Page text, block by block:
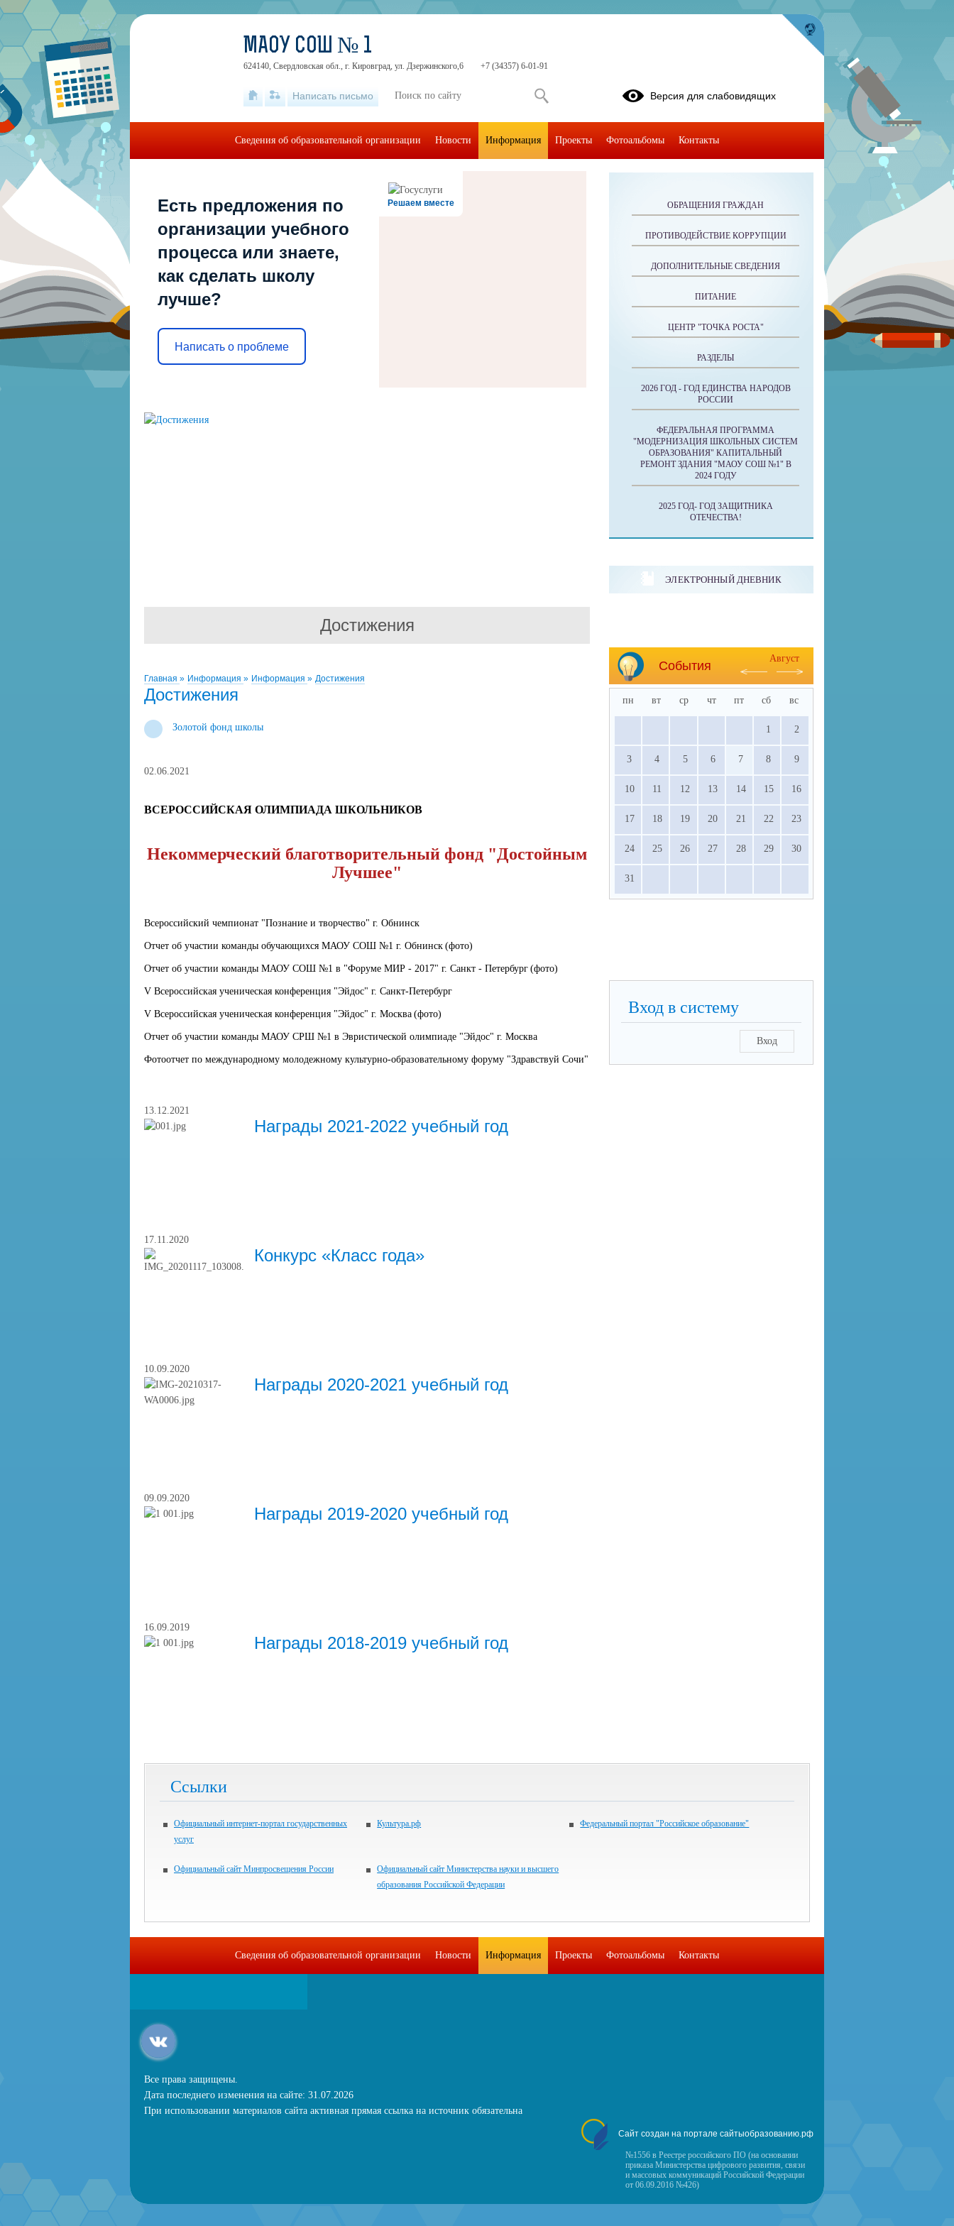
Решаем вместе
Есть предложения по
организации учебного
процесса или знаете,
как сделать школу
лучше?
Написать о проблеме
Достижения
Главная » Информация » Информация » Достижения
Достижения
Золотой фонд школы
02.06.2021
ВСЕРОССИЙСКАЯ ОЛИМПИАДА ШКОЛЬНИКОВ
Некоммерческий благотворительный фонд "Достойным
Лучшее"
Всероссийский чемпионат "Познание и творчество" г. Обнинск
Отчет об участии команды обучающихся МАОУ СОШ №1 г. Обнинск (фото)
Отчет об участии команды МАОУ СОШ №1 в "Форуме МИР - 2017" г. Санкт - Петербург (фото)
V Всероссийская ученическая конференция "Эйдос" г. Санкт-Петербург
V Всероссийская ученическая конференция "Эйдос" г. Москва (фото)
Отчет об участии команды МАОУ СРШ №1 в Эвристической олимпиаде "Эйдос" г. Москва
Фотоотчет по международному молодежному культурно-образовательному форуму "Здравствуй Сочи"
13.12.2021
Награды 2021-2022 учебный год
17.11.2020
Конкурс «Класс года»
10.09.2020
Награды 2020-2021 учебный год
09.09.2020
Награды 2019-2020 учебный год
16.09.2019
Награды 2018-2019 учебный год
ОБРАЩЕНИЯ ГРАЖДАН
ПРОТИВОДЕЙСТВИЕ КОРРУПЦИИ
ДОПОЛНИТЕЛЬНЫЕ СВЕДЕНИЯ
ПИТАНИЕ
ЦЕНТР "ТОЧКА РОСТА"
РАЗДЕЛЫ
2026 ГОД - ГОД ЕДИНСТВА НАРОДОВ
РОССИИ
ФЕДЕРАЛЬНАЯ ПРОГРАММА
"МОДЕРНИЗАЦИЯ ШКОЛЬНЫХ СИСТЕМ
ОБРАЗОВАНИЯ" КАПИТАЛЬНЫЙ
РЕМОНТ ЗДАНИЯ "МАОУ СОШ №1" В
2024 ГОДУ
2025 ГОД- ГОД ЗАЩИТНИКА
ОТЕЧЕСТВА!
ЭЛЕКТРОННЫЙ ДНЕВНИК
События
Август
пн вт ср чт пт сб вс
1 2
3 4 5 6 7 8 9
10 11 12 13 14 15 16
17 18 19 20 21 22 23
24 25 26 27 28 29 30
31
Вход в систему
Вход
Ссылки
Официальный интернет-портал государственных
услуг
Культура.рф Федеральный портал "Российское образование"
Официальный сайт Минпросвещения России
Официальный сайт Министерства науки и высшего
образования Российской Федерации
МАОУ СОШ № 1
624140, Свердловская обл., г. Кировград, ул. Дзержинского,6 +7 (34357) 6-01-91
Написать письмо Версия для слабовидящих
Сведения об образовательной организации Новости Информация Проекты Фотоальбомы Контакты
Сведения об образовательной организации Новости Информация Проекты Фотоальбомы Контакты
Все права защищены.
Дата последнего изменения на сайте: 31.07.2026
При использовании материалов сайта активная прямая ссылка на источник обязательна
Сайт создан на портале сайтыобразованию.рф
№1556 в Реестре российского ПО (на основании
приказа Министерства цифрового развития, связи
и массовых коммуникаций Российской Федерации
от 06.09.2016 №426)